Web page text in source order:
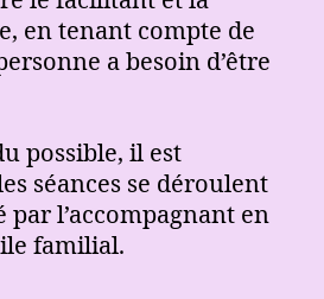
en tenant compte de
a besoin d’être
possible, il est
séances se déroulent
par l’accompagnant en
familial.